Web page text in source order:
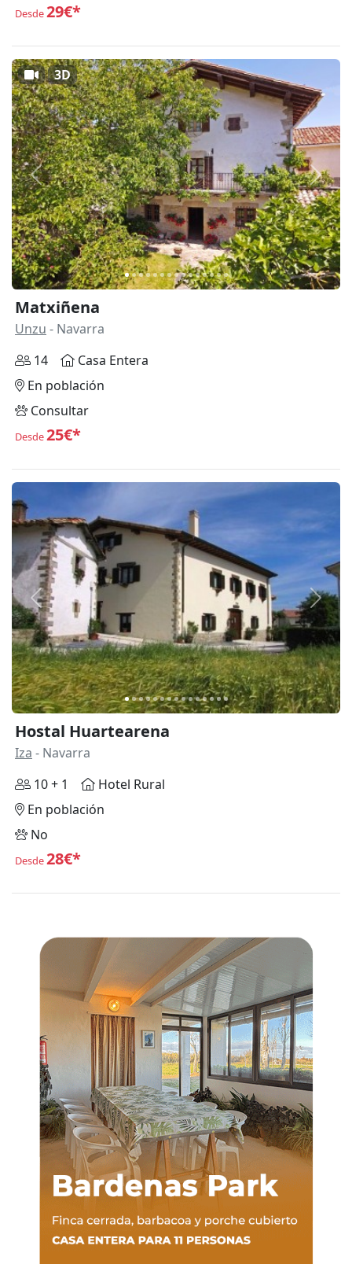
Desde29€*
Anterior
3D
Matxiñena
Unzu - Navarra
14
Casa Entera
En población
Consultar
Desde25€*
Anterior
Hostal Huartearena
Iza - Navarra
10 + 1
Hotel Rural
En población
No
Desde28€*